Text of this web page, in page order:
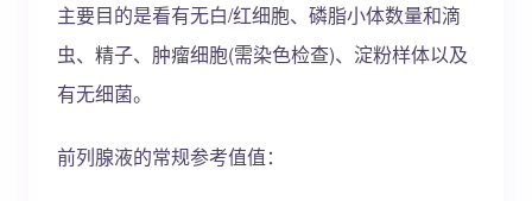
主要目的是看有无白/红细胞、磷脂小体数量和滴
虫、精子、肿瘤细胞(需染色检查)、淀粉样体以及
有无细菌。
前列腺液的常规参考值值：